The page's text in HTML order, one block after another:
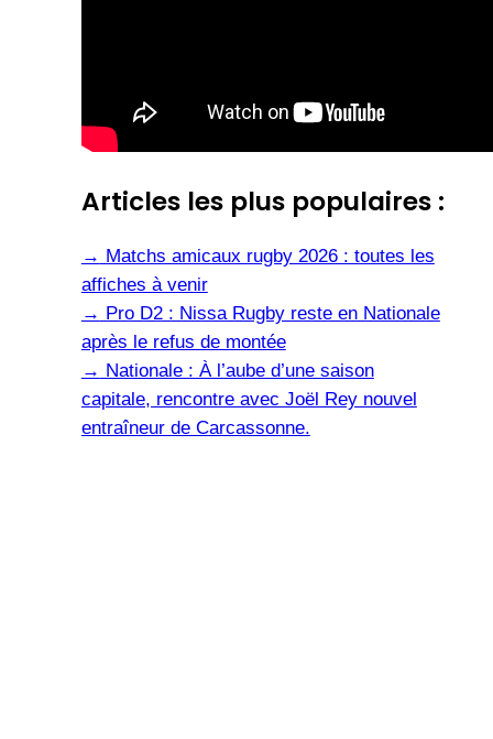
Articles les plus populaires :
→ Matchs amicaux rugby 2026 : toutes les
affiches à venir
→ Pro D2 : Nissa Rugby reste en Nationale
après le refus de montée
→ Nationale : À l’aube d’une saison
capitale, rencontre avec Joël Rey nouvel
entraîneur de Carcassonne.